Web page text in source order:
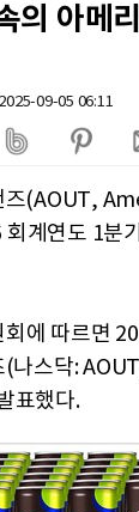
의 아메
09-05 06:11
즈(AOUT,
계연도 1분
에 따르면
나스닥:
표했다.